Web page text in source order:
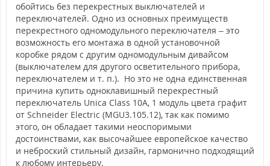
обойтись без перекрестных выключателей и
переключателей. Одно из основных преимуществ
перекрестного одномодульного переключателя – это
возможность его монтажа в одной установочной
коробке рядом с другим одномодульным дивайсом
(выключателем для другого осветительного прибора,
переключателем и т. п.). Но это не одна единственная
причина купить одноклавишный перекрестный
переключатель Unica Class 10А, 1 модуль цвета графит
от Schneider Electric (MGU3.105.12), так как помимо
этого, он обладает такими неоспоримыми
достоинствами, как высочайшее европейское качество
и неброский стильный дизайн, гармонично подходящий
к любому интерьеру.